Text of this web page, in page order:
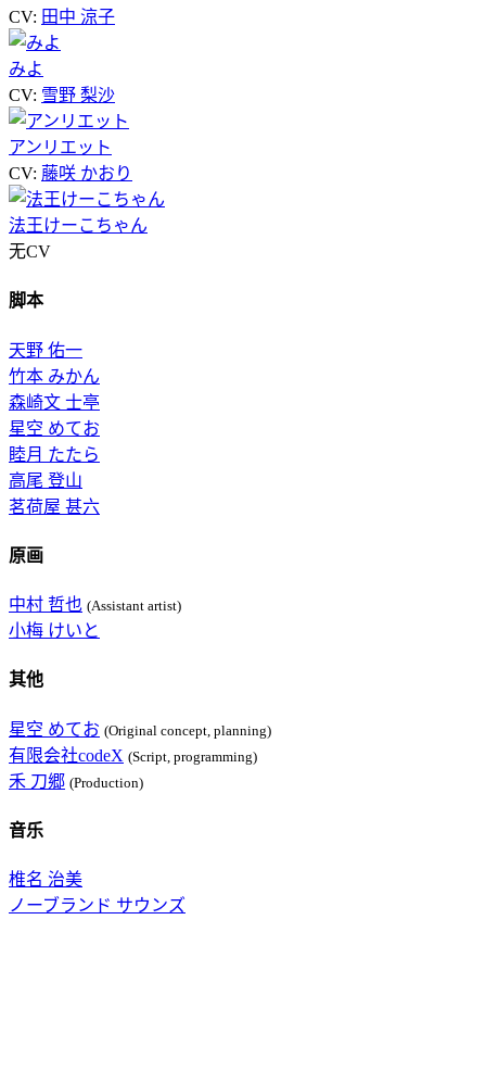
CV: 田中 涼子
みよ
CV: 雪野 梨沙
アンリエット
CV: 藤咲 かおり
法王けーこちゃん
无CV
脚本
天野 佑一
竹本 みかん
森崎文 士亭
星空 めてお
睦月 たたら
高尾 登山
茗荷屋 甚六
原画
中村 哲也 (Assistant artist)
小梅 けいと
其他
星空 めてお (Original concept, planning)
有限会社codeX (Script, programming)
禾 刀郷 (Production)
音乐
椎名 治美
ノーブランド サウンズ